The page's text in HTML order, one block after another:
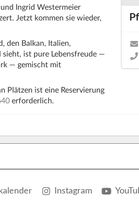
Ingrid Westermeier
Jetzt kommen sie wieder,
den Balkan, Italien,
sieht, ist pure Lebensfreude —
— gemischt mit
Plätzen ist eine Reservierung
erforderlich.
Instagram